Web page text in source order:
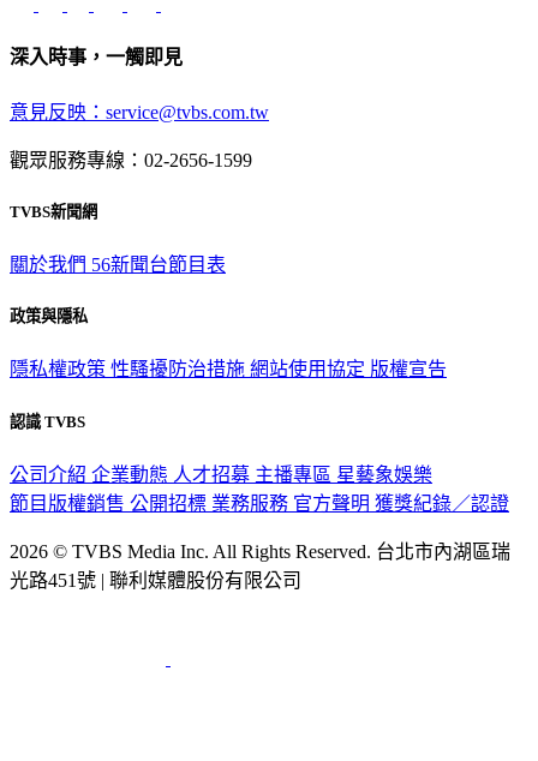
深入時事，一觸即見
意見反映：service@tvbs.com.tw
觀眾服務專線：02-2656-1599
TVBS新聞網
關於我們 56新聞台節目表
政策與隱私
隱私權政策 性騷擾防治措施 網站使用協定 版權宣告
認識 TVBS
公司介紹 企業動態 人才招募 主播專區 星藝象娛樂
節目版權銷售 公開招標 業務服務 官方聲明 獲獎紀錄／認證
2026 © TVBS Media Inc. All Rights Reserved. 台北市內湖區瑞
光路451號 | 聯利媒體股份有限公司